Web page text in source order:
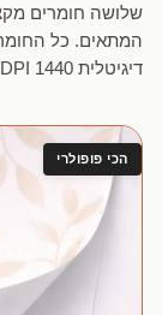
שלושה חומרים
המתאים. כל
דיגיטלית 1440 DPI.
הכי פופולרי